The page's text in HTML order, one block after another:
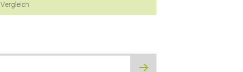
Vergleich